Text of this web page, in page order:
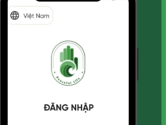
Việc đặt tay theo 10 vị trí không chỉ là một
hệ thống được xây dựng để bảo đảm toàn
bộ 4 lớp cơ thể và luân xa được nhận đủ
năng lượng và cân bằng năng lượng hiệu quả
nhất. Vì sao nên tuân [...]
XEM THÊM